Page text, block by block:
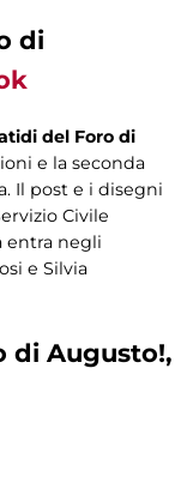
di
del Foro di
e la seconda
Il post e i disegni
Civile
entra negli
e Silvia
di Augusto!,